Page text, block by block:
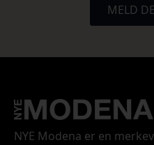
MELD
NYE Modena er en